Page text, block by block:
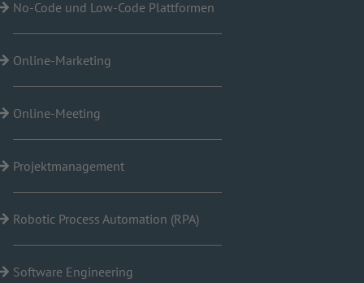
No-Code und Low-Code Plattformen
Online-Marketing
Online-Meeting
Projektmanagement
Robotic Process Automation (RPA)
Software Engineering